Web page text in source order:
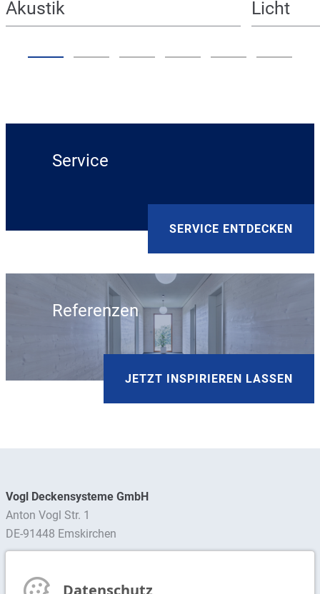
Akustik Licht
Service
SERVICE ENTDECKEN
Referenzen
JETZT INSPIRIEREN LASSEN
Vogl Deckensysteme GmbH
Anton Vogl Str. 1
DE-91448 Emskirchen
Datenschutz